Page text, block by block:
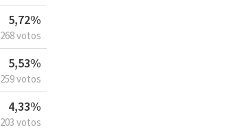
5,72%
268 votos
5,53%
259 votos
4,33%
203 votos